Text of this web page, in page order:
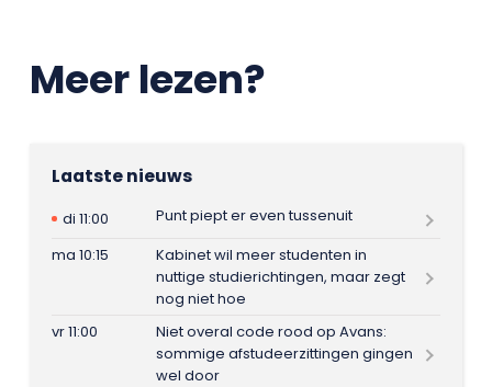
Meer lezen?
Laatste nieuws
di 11:00
Punt piept er even tussenuit
ma 10:15
Kabinet wil meer studenten in
nuttige studierichtingen, maar zegt
nog niet hoe
vr 11:00
Niet overal code rood op Avans:
sommige afstudeerzittingen gingen
wel door